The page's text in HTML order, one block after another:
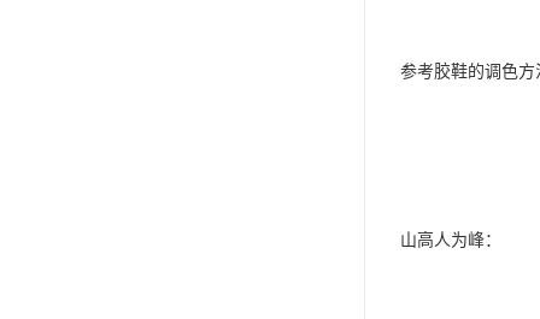
参考胶鞋的调色方
山高人为峰：